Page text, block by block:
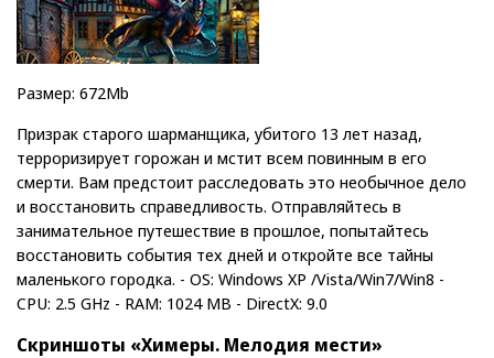
Размер: 672Mb
Призрак старого шарманщика, убитого 13 лет назад,
терроризирует горожан и мстит всем повинным в его
смерти. Вам предстоит расследовать это необычное дело
и восстановить справедливость. Отправляйтесь в
занимательное путешествие в прошлое, попытайтесь
восстановить события тех дней и откройте все тайны
маленького городка. - OS: Windows XP /Vista/Win7/Win8 -
CPU: 2.5 GHz - RAM: 1024 MB - DirectX: 9.0
Скриншоты «Химеры. Мелодия мести»